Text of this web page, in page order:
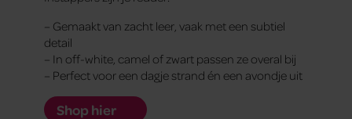
– Gemaakt van zacht leer, vaak met een subtiel
detail
– In off-white, camel of zwart passen ze overal bij
– Perfect voor een dagje strand én een avondje uit
Shop hier